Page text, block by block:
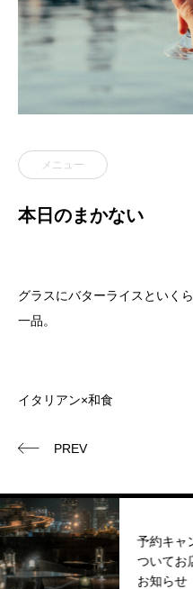
メニュー
本日のまかない
グラスにバターライスといく
一品。
イタリアン×和食
PREV
予約キャン
ついてお店
お知らせ